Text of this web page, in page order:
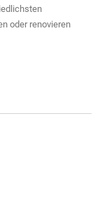
oder renovieren